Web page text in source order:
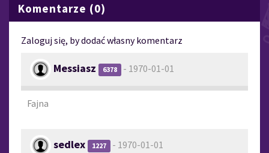
Komentarze (0)
Zaloguj się, by dodać własny komentarz
Messiasz 6378 - 1970-01-01
Fajna
sedlex 1227 - 1970-01-01